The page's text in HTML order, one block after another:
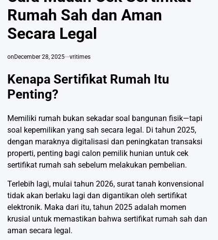
Rumah Sah dan Aman
Secara Legal
on December 28, 2025 vritimes
Kenapa Sertifikat Rumah Itu
Penting?
Memiliki rumah bukan sekadar soal bangunan fisik—tapi
soal kepemilikan yang sah secara legal. Di tahun 2025,
dengan maraknya digitalisasi dan peningkatan transaksi
properti, penting bagi calon pemilik hunian untuk cek
sertifikat rumah sah sebelum melakukan pembelian.
Terlebih lagi, mulai tahun 2026, surat tanah konvensional
tidak akan berlaku lagi dan digantikan oleh sertifikat
elektronik. Maka dari itu, tahun 2025 adalah momen
krusial untuk memastikan bahwa sertifikat rumah sah dan
aman secara legal.